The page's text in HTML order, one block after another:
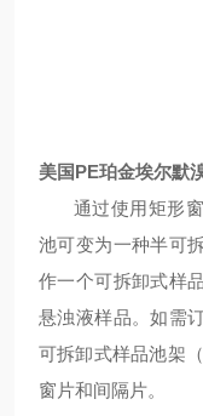
美国PE珀金埃尔默
通过使用矩形
池可变为一种半可
作一个可拆卸式样
悬浊液样品。如需
可拆卸式样品池架
窗片和间隔片。